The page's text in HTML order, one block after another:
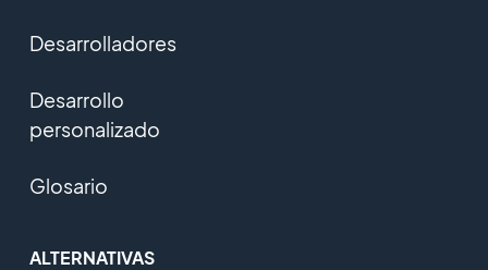
Desarrolladores
Desarrollo
personalizado
Glosario
ALTERNATIVAS